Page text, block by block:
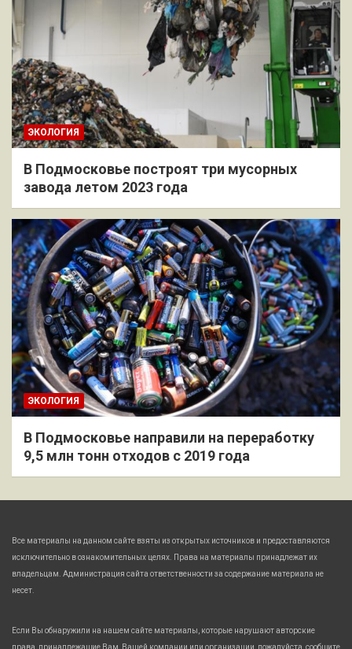
ЭКОЛОГИЯ
В Подмосковье построят три мусорных
завода летом 2023 года
ЭКОЛОГИЯ
В Подмосковье направили на переработку
9,5 млн тонн отходов с 2019 года
Все материалы на данном сайте взяты из открытых источников и предоставляются
исключительно в ознакомительных целях. Права на материалы принадлежат их
владельцам. Администрация сайта ответственности за содержание материала не
несет.
Если Вы обнаружили на нашем сайте материалы, которые нарушают авторские
права, принадлежащие Вам, Вашей компании или организации, пожалуйста, сообщите